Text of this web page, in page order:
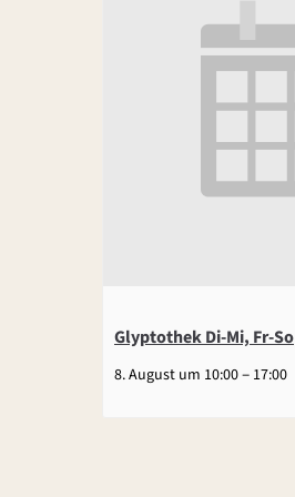
Glyptothek Di-Mi, Fr-So
8. August um 10:00– 17:00